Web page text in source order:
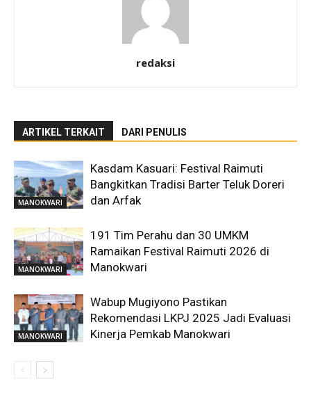
redaksi
ARTIKEL TERKAIT DARI PENULIS
MANOKWARI
Kasdam Kasuari: Festival Raimuti
Bangkitkan Tradisi Barter Teluk Doreri
dan Arfak
MANOKWARI
191 Tim Perahu dan 30 UMKM
Ramaikan Festival Raimuti 2026 di
Manokwari
MANOKWARI
Wabup Mugiyono Pastikan
Rekomendasi LKPJ 2025 Jadi Evaluasi
Kinerja Pemkab Manokwari